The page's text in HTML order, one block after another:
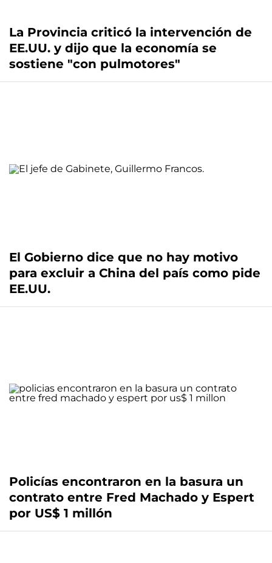
La Provincia criticó la intervención de
EE.UU. y dijo que la economía se
sostiene "con pulmotores"
El Gobierno dice que no hay motivo
para excluir a China del país como pide
EE.UU.
Policías encontraron en la basura un
contrato entre Fred Machado y Espert
por US$ 1 millón